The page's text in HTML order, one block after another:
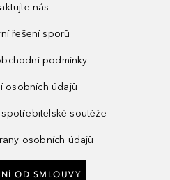
nás
řešení sporů
podmínky
osobních údajů
soutěže
osobních údajů
OD SMLOUVY